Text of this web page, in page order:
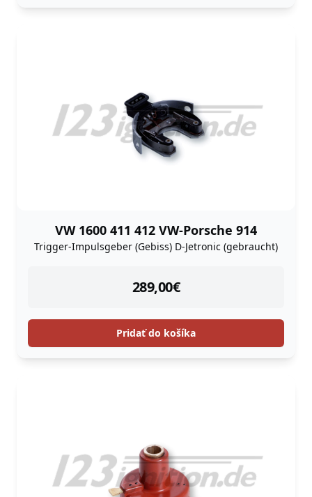
VW 1600 411 412 VW-Porsche 914
Trigger-Impulsgeber (Gebiss) D-Jetronic (gebraucht)
289,00€
instock
Pridať do košíka